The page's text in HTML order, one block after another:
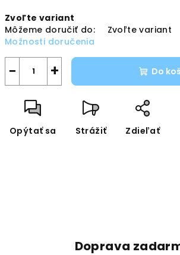
cena:
Zvoľte variant
Môžeme doručiť do:
Zvoľte variant
Možnosti doručenia
+
− Do
Opýtať sa Strážiť Zdieľať
Doprava